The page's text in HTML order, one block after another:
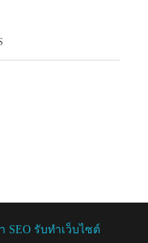
SEO รับทำเว็บไซต์